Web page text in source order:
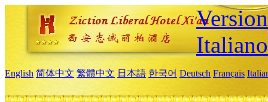
Italiano
English 简体中文 繁體中文 日本語 한국어 Deutsch Français